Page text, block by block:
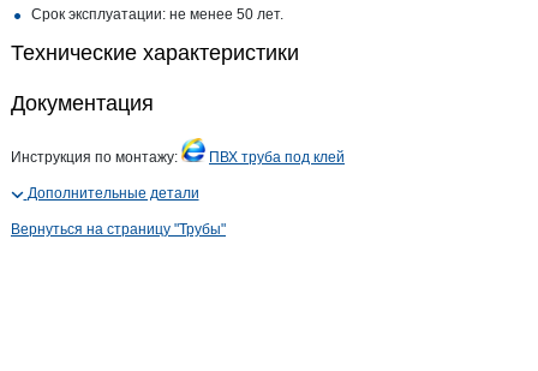
Срок эксплуатации: не менее 50 лет.
Технические характеристики
Документация
Инструкция по монтажу: ПВХ труба под клей
Дополнительные детали
Вернуться на страницу "Трубы"